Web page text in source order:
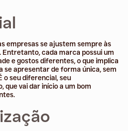
empresas se ajustem sempre às
Entretanto, cada marca possui um
e gostos diferentes, o que implica
se apresentar de forma única, sem
o seu diferencial, seu
que vai dar início a um bom